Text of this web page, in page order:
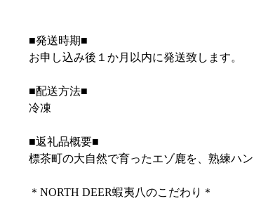
■発送時期■
お申し込み後１か月以内に発送致します。
■配送方法■
冷凍
■返礼品概要■
標茶町の大自然で育ったエゾ鹿を、熟練ハ
＊NORTH DEER蝦夷八のこだわり＊